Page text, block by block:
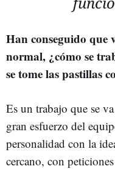
Han conseguido que
normal, ¿cómo se
se tome las pastillas
Es un trabajo que se
gran esfuerzo del
personalidad con la
cercano, con